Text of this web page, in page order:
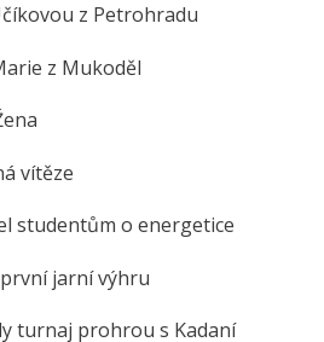
z Petrohradu
z Mukoděl
vítěze
studentům o energetice
jarní výhru
turnaj prohrou s Kadaní